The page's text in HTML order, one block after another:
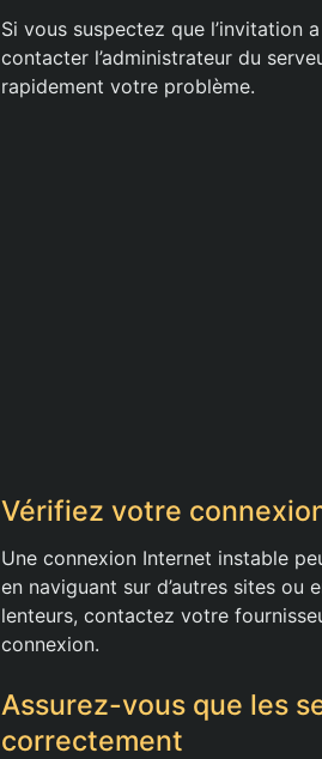
Si vous suspectez que l’invitation
contacter l’administrateur du
rapidement votre problème.
Vérifiez votre
Une connexion Internet instable
en naviguant sur d’autres sites ou
lenteurs, contactez votre
connexion.
Assurez-vous que les
correctement